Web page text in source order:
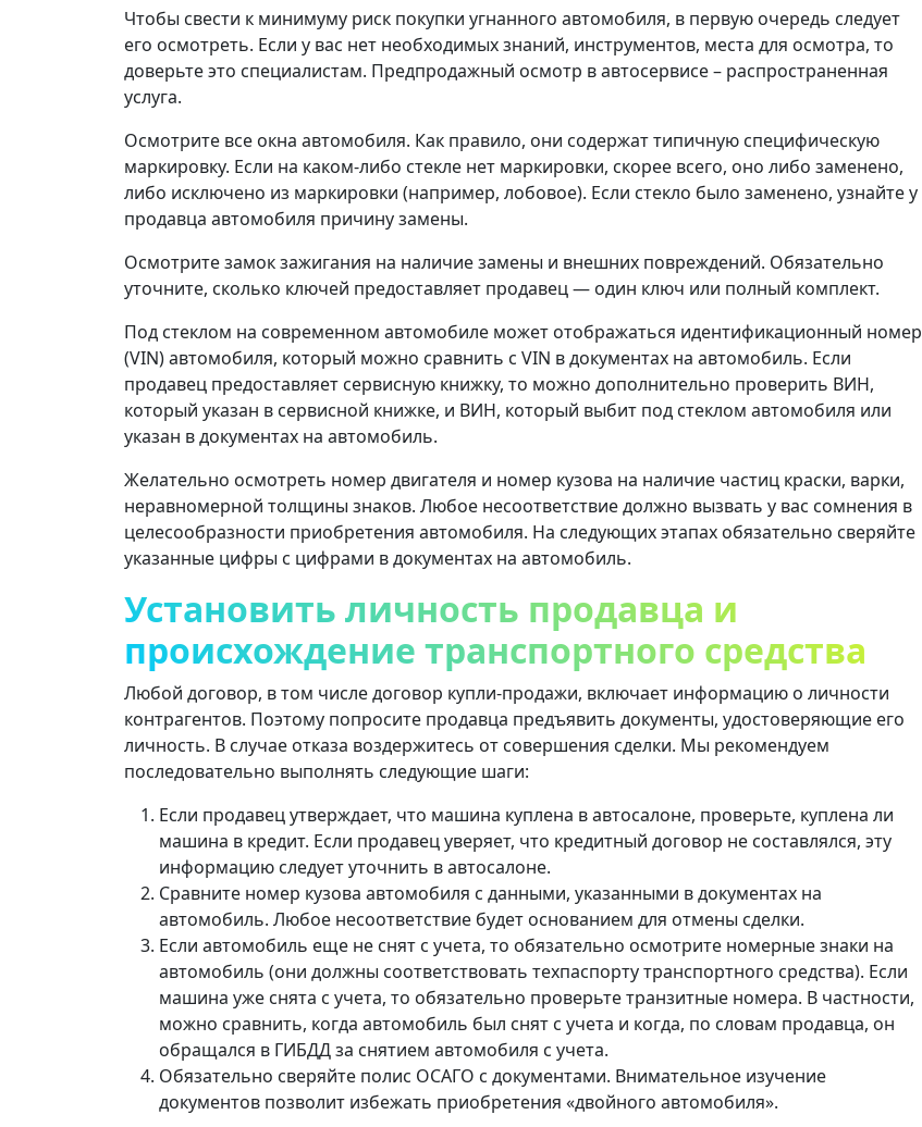
Чтобы свести к минимуму риск покупки угнанного автомобиля, в первую очередь следует
его осмотреть. Если у вас нет необходимых знаний, инструментов, места для осмотра, то
доверьте это специалистам. Предпродажный осмотр в автосервисе – распространенная
услуга.
Осмотрите все окна автомобиля. Как правило, они содержат типичную специфическую
маркировку. Если на каком-либо стекле нет маркировки, скорее всего, оно либо заменено,
либо исключено из маркировки (например, лобовое). Если стекло было заменено, узнайте у
продавца автомобиля причину замены.
Осмотрите замок зажигания на наличие замены и внешних повреждений. Обязательно
уточните, сколько ключей предоставляет продавец — один ключ или полный комплект.
Под стеклом на современном автомобиле может отображаться идентификационный номер
(VIN) автомобиля, который можно сравнить с VIN в документах на автомобиль. Если
продавец предоставляет сервисную книжку, то можно дополнительно проверить ВИН,
который указан в сервисной книжке, и ВИН, который выбит под стеклом автомобиля или
указан в документах на автомобиль.
Желательно осмотреть номер двигателя и номер кузова на наличие частиц краски, варки,
неравномерной толщины знаков. Любое несоответствие должно вызвать у вас сомнения в
целесообразности приобретения автомобиля. На следующих этапах обязательно сверяйте
указанные цифры с цифрами в документах на автомобиль.
Установить личность продавца и
происхождение транспортного средства
Любой договор, в том числе договор купли-продажи, включает информацию о личности
контрагентов. Поэтому попросите продавца предъявить документы, удостоверяющие его
личность. В случае отказа воздержитесь от совершения сделки. Мы рекомендуем
последовательно выполнять следующие шаги:
Если продавец утверждает, что машина куплена в автосалоне, проверьте, куплена ли
машина в кредит. Если продавец уверяет, что кредитный договор не составлялся, эту
информацию следует уточнить в автосалоне.
Сравните номер кузова автомобиля с данными, указанными в документах на
автомобиль. Любое несоответствие будет основанием для отмены сделки.
Если автомобиль еще не снят с учета, то обязательно осмотрите номерные знаки на
автомобиль (они должны соответствовать техпаспорту транспортного средства). Если
машина уже снята с учета, то обязательно проверьте транзитные номера. В частности,
можно сравнить, когда автомобиль был снят с учета и когда, по словам продавца, он
обращался в ГИБДД за снятием автомобиля с учета.
Обязательно сверяйте полис ОСАГО с документами. Внимательное изучение
документов позволит избежать приобретения «двойного автомобиля».